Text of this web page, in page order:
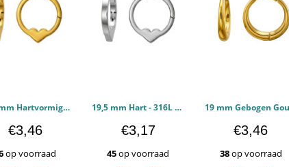
19,5 mm Hartvormig Goudkleurig - 316L chirurgisch roestvrij staal Oorbellen PCJW51296
€3,46
op voorraad
19,5 mm Hart - 316L chirurgisch roestvrij staal Oorbellen PCJW51295
€3,17
45op voorraad
€3,46
38op voorraad